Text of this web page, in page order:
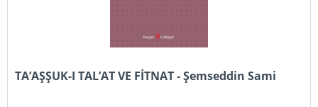
TA’AŞŞUK-I TAL’AT VE FİTNAT - Şemseddin Sami